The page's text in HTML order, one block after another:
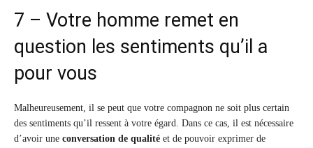
7 – Votre homme remet en
question les sentiments qu’il a
pour vous
Malheureusement, il se peut que votre compagnon ne soit plus certain
des sentiments qu’il ressent à votre égard. Dans ce cas, il est nécessaire
d’avoir une conversation de qualité et de pouvoir exprimer de